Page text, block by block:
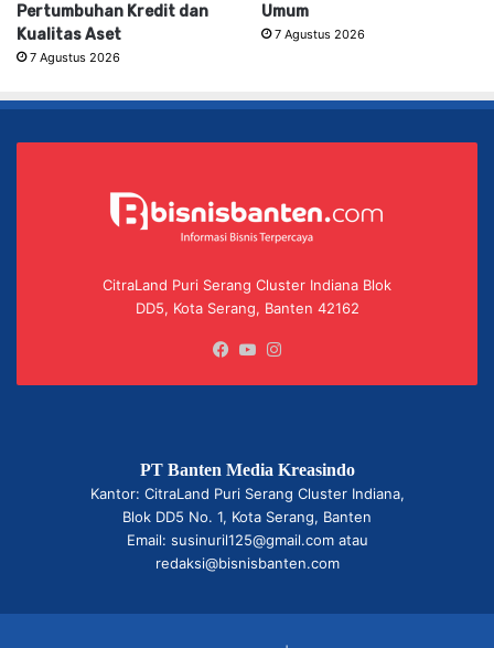
Pertumbuhan Kredit dan
Kualitas Aset
7 Agustus 2026
Umum
7 Agustus 2026
CitraLand Puri Serang Cluster Indiana Blok
DD5, Kota Serang, Banten 42162
Facebook
YouTube
PT Banten Media Kreasindo
Kantor: CitraLand Puri Serang Cluster Indiana,
Blok DD5 No. 1, Kota Serang, Banten
Email: susinuril125@gmail.com atau
redaksi@bisnisbanten.com